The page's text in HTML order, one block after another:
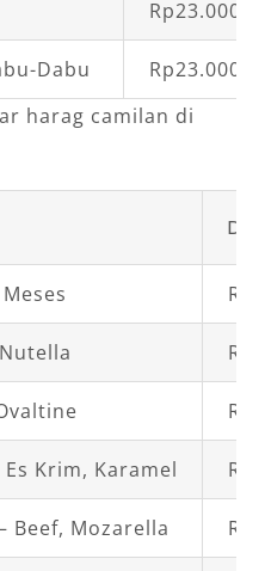
Dabu
harag camilan di
Krim, Karamel
Beef, Mozarella